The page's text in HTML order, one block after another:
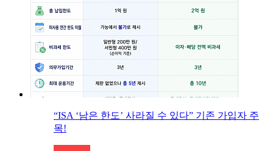
“ISA ‘남은 한도’ 사라질 수 있다” 기존 가입자 주
목!